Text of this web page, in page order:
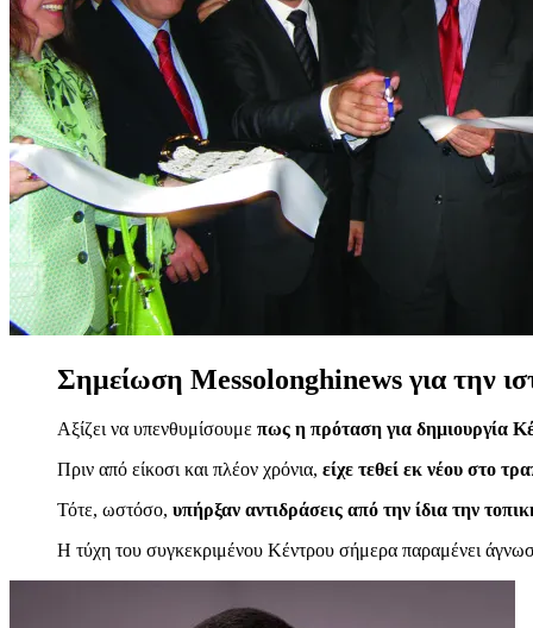
Σημείωση Messolonghinews για την
Αξίζει να υπενθυμίσουμε πως η πρόταση για δημιουργία
Πριν από είκοσι και πλέον χρόνια, είχε τεθεί εκ νέου στο
Τότε, ωστόσο, υπήρξαν αντιδράσεις από την ίδια την
Η τύχη του συγκεκριμένου Κέντρου σήμερα παραμένει